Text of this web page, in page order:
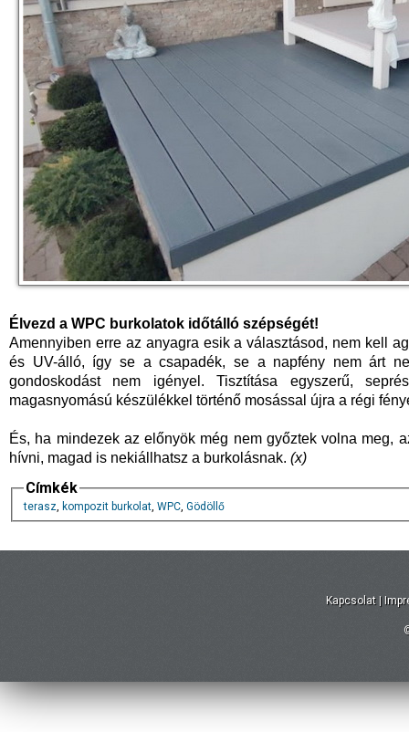
Élvezd a WPC burkolatok időtálló szépségét!
Amennyiben erre az anyagra esik a választásod, nem kell
és UV-álló, így se a csapadék, se a napfény nem árt
gondoskodást nem igényel. Tisztítása egyszerű,
magasnyomású készülékkel történő mosással újra a régi
És, ha mindezek az előnyök még nem győztek volna meg,
hívni, magad is nekiállhatsz a burkolásnak. (x)
Címkék
terasz, kompozit burkolat, WPC, Gödöllő
Kapcsolat |